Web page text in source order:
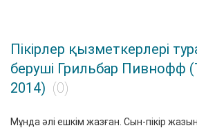
Пікірлер қызметкерлері
беруші Грильбар Пивнофф
2014) (0)
Мұнда әлі ешкім жазған. Сын-пікір